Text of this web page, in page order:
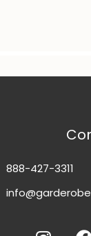
888-427-3311